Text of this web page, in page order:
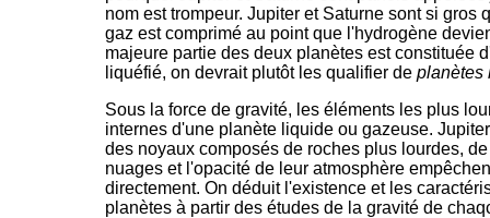
nom est trompeur. Jupiter et Saturne sont si gros
gaz est comprimé au point que l'hydrogène
majeure partie des deux planètes est constituée
liquéfié, on devrait plutôt les qualifier de planètes
Sous la force de gravité, les éléments les plus
internes d'une planète liquide ou gazeuse.
des noyaux composés de roches plus lourdes,
nuages et l'opacité de leur atmosphère
directement. On déduit l'existence et les
planètes à partir des études de la gravité de